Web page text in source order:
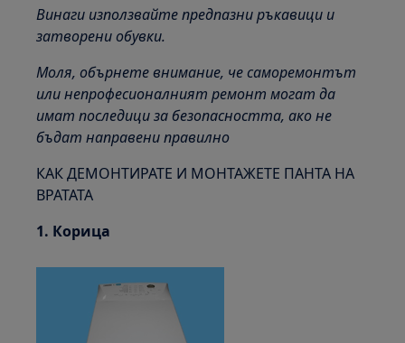
Винаги използвайте предпазни ръкавици и
затворени обувки.
Моля, обърнете внимание, че саморемонтът
или непрофесионалният ремонт могат да
имат последици за безопасността, ако не
бъдат направени правилно
КАК ДЕМОНТИРАТЕ И МОНТАЖЕТЕ ПАНТА НА
ВРАТАТА
1. Корица